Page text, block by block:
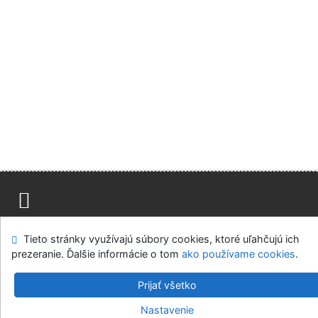
Modul OpenSearch
Napíšte nám Nastavenie cookies
Slovenská lesnícka a drevárska knižnica pri Technickej
v.4.8.63a-Cosmotron Slovakia, s.r.o.
Tieto stránky využívajú súbory cookies, ktoré uľahčujú ich
prezeranie. Ďalšie informácie o tom ako používame cookies.
Prijať všetko
Nastavenie